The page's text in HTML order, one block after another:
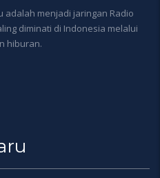
adalah menjadi jaringan Radio
diminati di Indonesia melalui
hiburan.